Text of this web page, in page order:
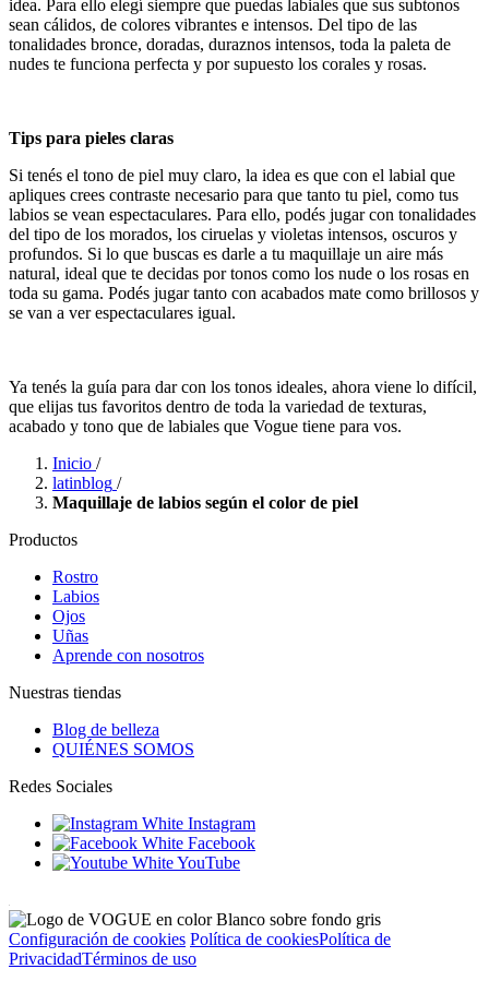
idea. Para ello elegí siempre que puedas labiales que sus subtonos
sean cálidos, de colores vibrantes e intensos. Del tipo de las
tonalidades bronce, doradas, duraznos intensos, toda la paleta de
nudes te funciona perfecta y por supuesto los corales y rosas.
Tips para pieles claras
Si tenés el tono de piel muy claro, la idea es que con el labial que
apliques crees contraste necesario para que tanto tu piel, como tus
labios se vean espectaculares. Para ello, podés jugar con tonalidades
del tipo de los morados, los ciruelas y violetas intensos, oscuros y
profundos. Si lo que buscas es darle a tu maquillaje un aire más
natural, ideal que te decidas por tonos como los nude o los rosas en
toda su gama. Podés jugar tanto con acabados mate como brillosos y
se van a ver espectaculares igual.
Ya tenés la guía para dar con los tonos ideales, ahora viene lo difícil,
que elijas tus favoritos dentro de toda la variedad de texturas,
acabado y tono que de labiales que Vogue tiene para vos.
Inicio /
latinblog /
Maquillaje de labios según el color de piel
Productos
Rostro
Labios
Ojos
Uñas
Aprende con nosotros
Nuestras tiendas
Blog de belleza
QUIÉNES SOMOS
Redes Sociales
Instagram
Facebook
YouTube
Configuración de cookies Política de cookiesPolítica de
PrivacidadTérminos de uso